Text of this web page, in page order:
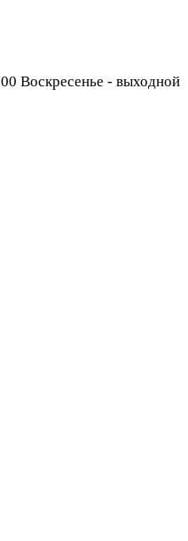
Воскресенье - выходной